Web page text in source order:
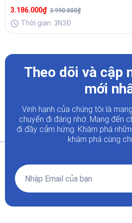
Lịch Trình Hấp Dẫn, Giá Ưu Đãi
3.186.000₫ 3.990.000₫
Thời gian: 3N3Đ
Theo dõi và cập
mới
Vinh hạnh của chúng tôi là
chuyến đi đáng nhớ. Mang đến
đi đầy cảm hứng. Khám phá
khám phá cùng